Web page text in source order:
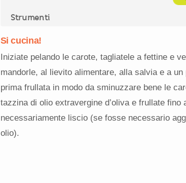
Strumenti
Si cucina!
Iniziate pelando le carote, tagliatele a fettine e
mandorle, al lievito alimentare, alla salvia e a
prima frullata in modo da sminuzzare bene le
tazzina di olio extravergine d’oliva e frullate
necessariamente liscio (se fosse necessario
olio).